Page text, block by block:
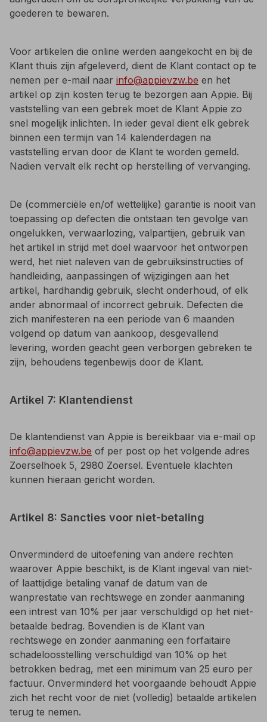
goederen te bewaren.
Voor artikelen die online werden aangekocht en bij de
Klant thuis zijn afgeleverd, dient de Klant contact op te
nemen per e-mail naar info@appievzw.be en het
artikel op zijn kosten terug te bezorgen aan Appie. Bij
vaststelling van een gebrek moet de Klant Appie zo
snel mogelijk inlichten. In ieder geval dient elk gebrek
binnen een termijn van 14 kalenderdagen na
vaststelling ervan door de Klant te worden gemeld.
Nadien vervalt elk recht op herstelling of vervanging.
De (commerciële en/of wettelijke) garantie is nooit van
toepassing op defecten die ontstaan ten gevolge van
ongelukken, verwaarlozing, valpartijen, gebruik van
het artikel in strijd met doel waarvoor het ontworpen
werd, het niet naleven van de gebruiksinstructies of
handleiding, aanpassingen of wijzigingen aan het
artikel, hardhandig gebruik, slecht onderhoud, of elk
ander abnormaal of incorrect gebruik. Defecten die
zich manifesteren na een periode van 6 maanden
volgend op datum van aankoop, desgevallend
levering, worden geacht geen verborgen gebreken te
zijn, behoudens tegenbewijs door de Klant.
Artikel 7: Klantendienst
De klantendienst van Appie is bereikbaar via e-mail op
info@appievzw.be of per post op het volgende adres
Zoerselhoek 5, 2980 Zoersel. Eventuele klachten
kunnen hieraan gericht worden.
Artikel 8: Sancties voor niet-betaling
Onverminderd de uitoefening van andere rechten
waarover Appie beschikt, is de Klant ingeval van niet-
of laattijdige betaling vanaf de datum van de
wanprestatie van rechtswege en zonder aanmaning
een intrest van 10% per jaar verschuldigd op het niet-
betaalde bedrag. Bovendien is de Klant van
rechtswege en zonder aanmaning een forfaitaire
schadeloosstelling verschuldigd van 10% op het
betrokken bedrag, met een minimum van 25 euro per
factuur. Onverminderd het voorgaande behoudt Appie
zich het recht voor de niet (volledig) betaalde artikelen
terug te nemen.